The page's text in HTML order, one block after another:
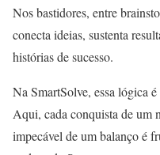
Nos bastidores, entre
conecta ideias, sustenta
histórias de sucesso.
Na SmartSolve, essa lógica é
Aqui, cada conquista de um
impecável de um balanço é